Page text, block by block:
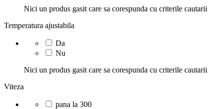
Nici un produs gasit care sa corespunda cu criterile cautarii
Temperatura ajustabila
Da
Nu
Nici un produs gasit care sa corespunda cu criterile cautarii
Viteza
pana la 300